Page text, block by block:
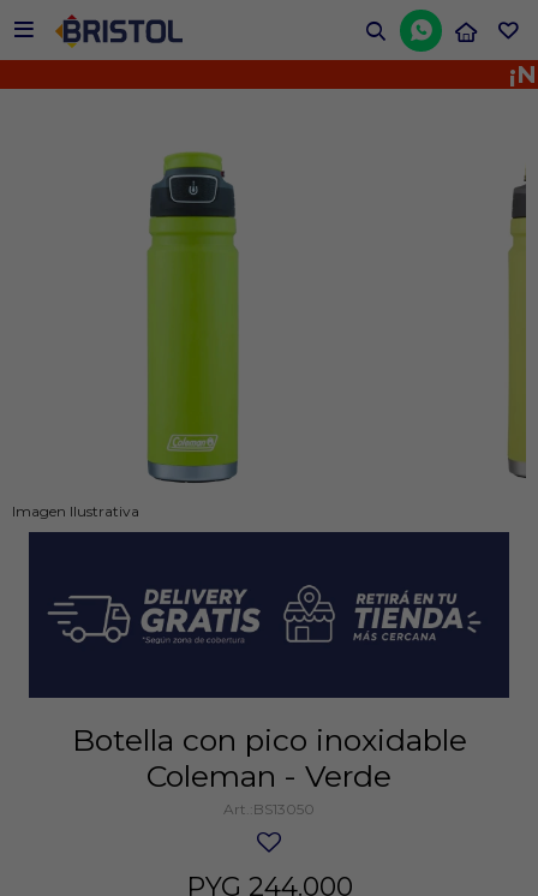


Imagen Ilustrativa
Botella con pico inoxidable
Coleman - Verde
BS13050
PYG 244.000